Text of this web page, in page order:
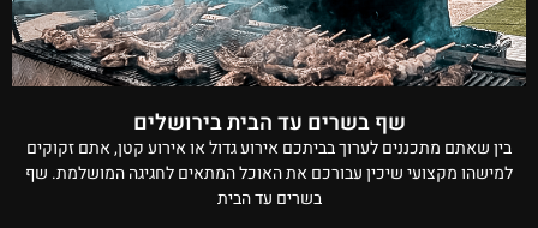
שף בשרים עד הבית בירושלים
בין שאתם מתכננים לערוך בביתכם אירוע גדול או אירוע קטן, אתם זקוקים
למישהו מקצועי שיכין עבורכם את האוכל המתאים לחגיגה המושלמת. שף
בשרים עד הבית